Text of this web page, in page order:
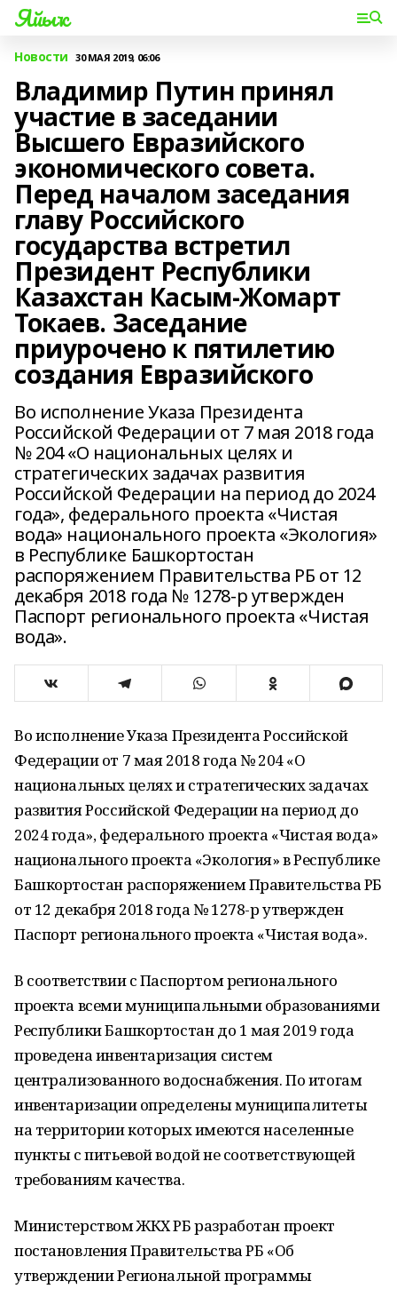
Яйыҡ
Новости 30 МАЯ 2019, 06:06
Владимир Путин принял
участие в заседании
Высшего Евразийского
экономического совета.
Перед началом заседания
главу Российского
государства встретил
Президент Республики
Казахстан Касым-Жомарт
Токаев. Заседание
приурочено к пятилетию
создания Евразийского
Во исполнение Указа Президента
Российской Федерации от 7 мая 2018 года
№ 204 «О национальных целях и
стратегических задачах развития
Российской Федерации на период до 2024
года», федерального проекта «Чистая
вода» национального проекта «Экология»
в Республике Башкортостан
распоряжением Правительства РБ от 12
декабря 2018 года № 1278-р утвержден
Паспорт регионального проекта «Чистая
вода».
Во исполнение Указа Президента Российской
Федерации от 7 мая 2018 года № 204 «О
национальных целях и стратегических задачах
развития Российской Федерации на период до
2024 года», федерального проекта «Чистая вода»
национального проекта «Экология» в Республике
Башкортостан распоряжением Правительства РБ
от 12 декабря 2018 года № 1278-р утвержден
Паспорт регионального проекта «Чистая вода».
В соответствии с Паспортом регионального
проекта всеми муниципальными образованиями
Республики Башкортостан до 1 мая 2019 года
проведена инвентаризация систем
централизованного водоснабжения. По итогам
инвентаризации определены муниципалитеты
на территории которых имеются населенные
пункты с питьевой водой не соответствующей
требованиям качества.
Министерством ЖКХ РБ разработан проект
постановления Правительства РБ «Об
утверждении Региональной программы